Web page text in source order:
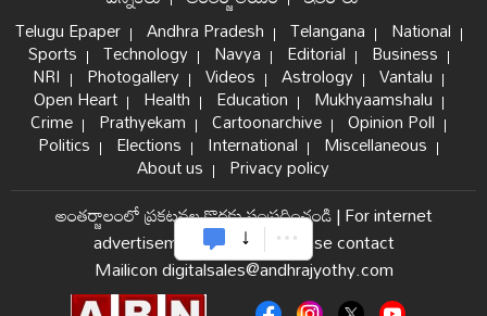
Telugu Epaper Andhra Pradesh Telangana National
Sports Technology Navya Editorial Business
NRI Photogallery Videos Astrology Vantalu
Open Heart Health Education Mukhyaamshalu
Crime Prathyekam Cartoonarchive Opinion Poll
Politics Elections International Miscellaneous
About us Privacy policy
అంతర్జాలంలో ప్రకటనల కొరకు సంప్రదించండి|For internet
advertisement and sales please contact
Mailicon digitalsales@andhrajyothy.com